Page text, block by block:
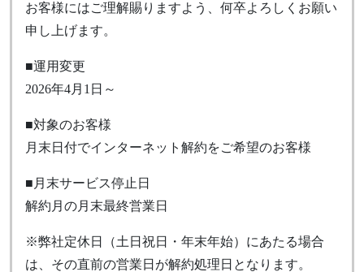
お客様にはご理解賜りますよう、何卒よろしくお願い
申し上げます。
■運用変更
2026年4月1日～
■対象のお客様
月末日付でインターネット解約をご希望のお客様
■月末サービス停止日
解約月の月末最終営業日
※弊社定休日（土日祝日・年末年始）にあたる場合
は、その直前の営業日が解約処理日となります。